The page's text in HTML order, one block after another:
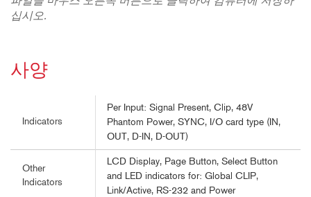
십시오.
사양
Indicators
Per Input: Signal Present, Clip, 48V
Phantom Power, SYNC, I/O card type (IN,
OUT, D-IN, D-OUT)
Other
Indicators
LCD Display, Page Button, Select Button
and LED indicators for: Global CLIP,
Link/Active, RS-232 and Power